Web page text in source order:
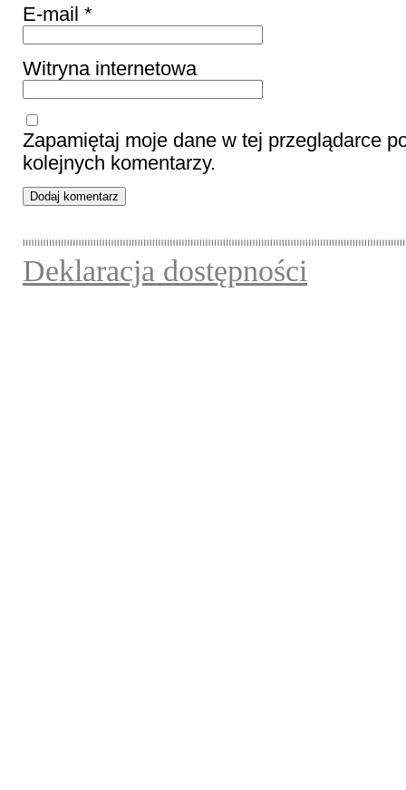
E-mail *
Witryna internetowa
Zapamiętaj moje dane w tej przeglądarce
kolejnych komentarzy.
Deklaracja dostępności